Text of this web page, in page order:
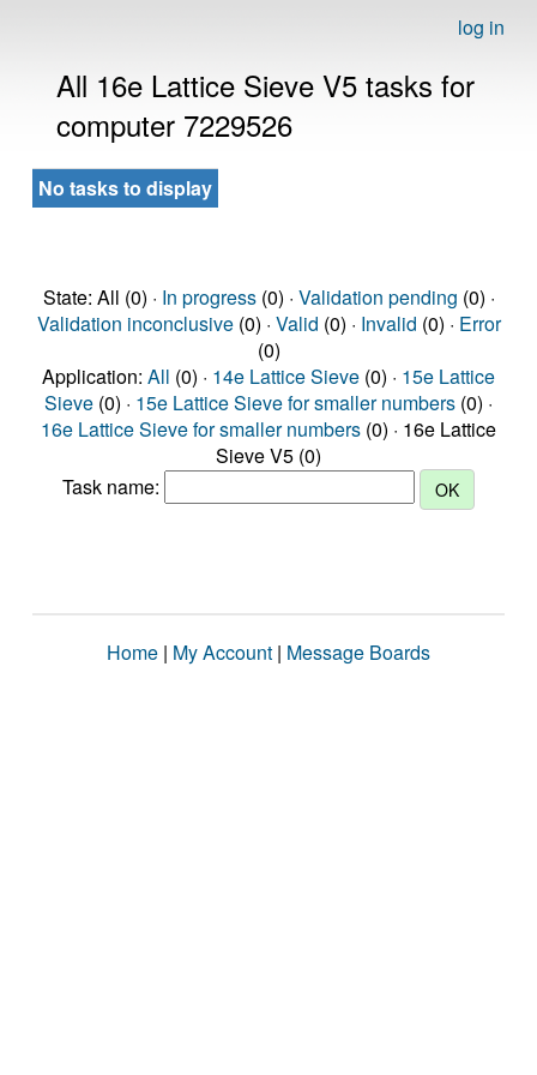
log in
All 16e Lattice Sieve V5 tasks for
computer 7229526
No tasks to display
State: All (0) · In progress(0) · Validation pending (0) ·
Validation inconclusive(0) · Valid (0) · Invalid (0) · Error
(0)
Application: All (0) · 14e Lattice Sieve (0) · 15e Lattice
Sieve (0) · 15e Lattice Sieve for smaller numbers (0) ·
16e Lattice Sieve for smaller numbers (0) · 16e Lattice
Sieve V5 (0)
Task name:
Home | My Account | Message Boards